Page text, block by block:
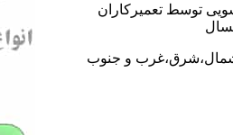
توسط تعمیرکاران
شمال،شرق،غرب و جنوب